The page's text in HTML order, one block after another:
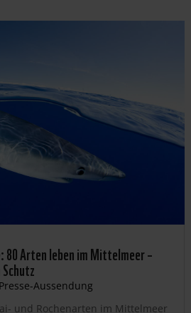
80 Arten leben im Mittelmeer –
Presse-Aussendung
und Rochenarten im Mittelmeer